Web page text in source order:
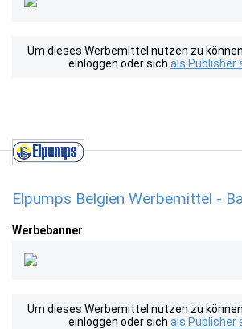
Um dieses Werbemittel nutzen zu
einloggen oder sich als Publisher
Elpumps Belgien Werbemittel -
Werbebanner
Um dieses Werbemittel nutzen zu
einloggen oder sich als Publisher